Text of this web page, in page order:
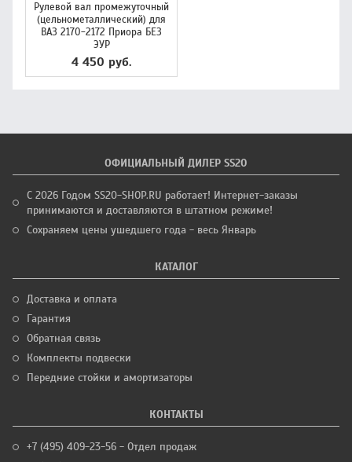
Рулевой вал промежуточный
(цельнометаллический) для
ВАЗ 2170-2172 Приора БЕЗ
ЭУР
4 450 руб.
ОФИЦИАЛЬНЫЙ ДИЛЕР SS20
С 2026 Годом SS20-SHOP.RU работает! Интернет-заказы
принимаются и доставляются в штатном режиме!
Сохраняем цены ушедшего года - весь Январь
КАТАЛОГ
Доставка и оплата
Гарантия
Обратная связь
Комплекты подвески
Передние стойки и амортизаторы
КОНТАКТЫ
+7 (495) 409-23-56 - Отдел продаж